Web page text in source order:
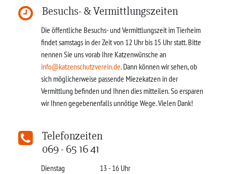
Besuchs- & Vermittlungszeiten
Die öffentliche Besuchs- und Vermittlungszeit im Tierheim
findet samstags in der Zeit von 12 Uhr bis 15 Uhr statt. Bitte
nennen Sie uns vorab Ihre Katzenwünsche an
info@katzenschutzverein.de. Dann können wir sehen, ob
sich möglicherweise passende Miezekatzen in der
Vermittlung befinden und Ihnen dies mitteilen. So ersparen
wir Ihnen gegebenenfalls unnötige Wege. Vielen Dank!
Telefonzeiten
069 - 65 16 41
Dienstag
13 - 16 Uhr